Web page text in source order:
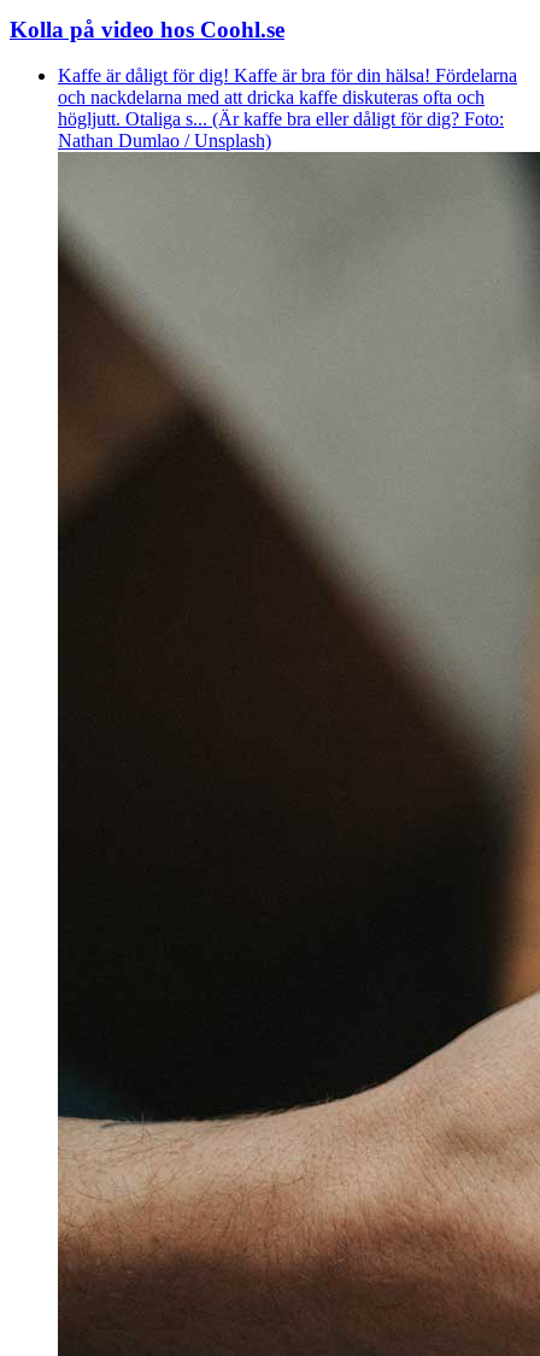
Kolla på video hos Coohl.se
Kaffe är dåligt för dig! Kaffe är bra för din hälsa! Fördelarna
och nackdelarna med att dricka kaffe diskuteras ofta och
högljutt. Otaliga s... (Är kaffe bra eller dåligt för dig? Foto:
Nathan Dumlao / Unsplash)